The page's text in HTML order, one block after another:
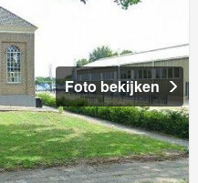
Foto bekijken